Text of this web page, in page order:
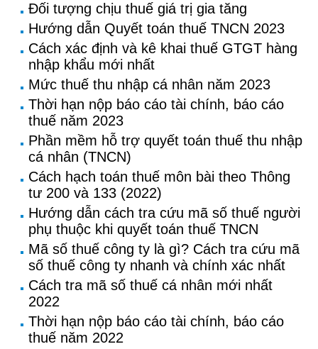
Đối tượng chịu thuế giá trị gia tăng
Hướng dẫn Quyết toán thuế TNCN 2023
Cách xác định và kê khai thuế GTGT hàng
nhập khẩu mới nhất
Mức thuế thu nhập cá nhân năm 2023
Thời hạn nộp báo cáo tài chính, báo cáo
thuế năm 2023
Phần mềm hỗ trợ quyết toán thuế thu nhập
cá nhân (TNCN)
Cách hạch toán thuế môn bài theo Thông
tư 200 và 133 (2022)
Hướng dẫn cách tra cứu mã số thuế người
phụ thuộc khi quyết toán thuế TNCN
Mã số thuế công ty là gì? Cách tra cứu mã
số thuế công ty nhanh và chính xác nhất
Cách tra mã số thuế cá nhân mới nhất
2022
Thời hạn nộp báo cáo tài chính, báo cáo
thuế năm 2022